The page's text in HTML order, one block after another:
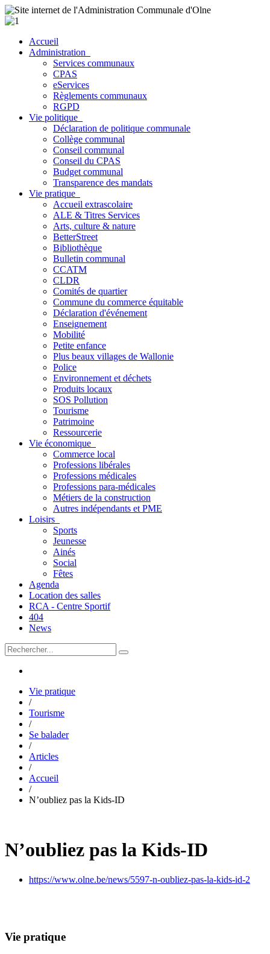
Accueil
Administration
Services communaux
CPAS
eServices
Règlements communaux
RGPD
Vie politique
Déclaration de politique communale
Collège communal
Conseil communal
Conseil du CPAS
Budget communal
Transparence des mandats
Vie pratique
Accueil extrascolaire
ALE & Titres Services
Arts, culture & nature
BetterStreet
Bibliothèque
Bulletin communal
CCATM
CLDR
Comités de quartier
Commune du commerce équitable
Déclaration d'événement
Enseignement
Mobilité
Petite enfance
Plus beaux villages de Wallonie
Police
Environnement et déchets
Produits locaux
SOS Pollution
Tourisme
Patrimoine
Ressourcerie
Vie économique
Commerce local
Professions libérales
Professions médicales
Professions para-médicales
Métiers de la construction
Autres indépendants et PME
Loisirs
Sports
Jeunesse
Ainés
Social
Fêtes
Agenda
Location des salles
RCA - Centre Sportif
404
News
Vie pratique
/
Tourisme
/
Se balader
/
Articles
/
Accueil
/
N’oubliez pas la Kids-ID
N’oubliez pas la Kids-ID
https://www.olne.be/news/5597-n-oubliez-pas-la-kids-id-2
Vie pratique